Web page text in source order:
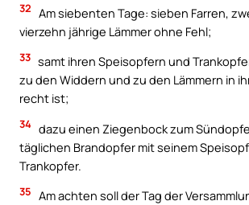
32 Am siebenten Tage: sieben Farren,
vierzehn jährige Lämmer ohne Fehl;
33 samt ihren Speisopfern und
zu den Widdern und zu den Lämmern in
recht ist;
34 dazu einen Ziegenbock zum
täglichen Brandopfer mit seinem
Trankopfer.
35 Am achten soll der Tag der